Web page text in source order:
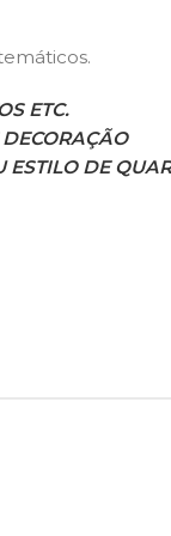
ETC.
ESTILO DE